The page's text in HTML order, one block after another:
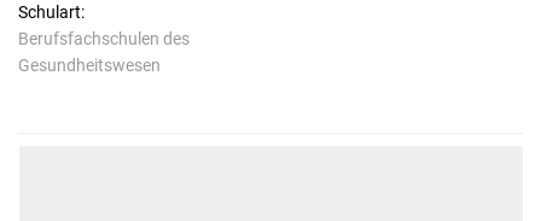
Schulart:
Berufsfachschulen des
Gesundheitswesen